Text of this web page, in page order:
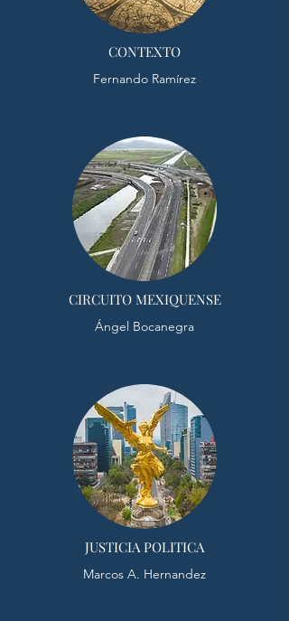
CONTEXTO
Fernando Ramírez
CIRCUITO MEXIQUENSE
Ángel Bocanegra
JUSTICIA POLITICA
Marcos A. Hernandez